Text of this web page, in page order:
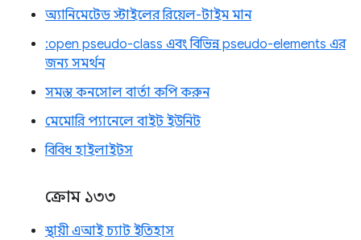
অ্যানিমেটেড স্টাইলের রিয়েল-টাইম মান
:open pseudo-class এবং বিভিন্ন pseudo-elements এর
জন্য সমর্থন
সমস্ত কনসোল বার্তা কপি করুন
মেমোরি প্যানেলে বাইট ইউনিট
বিবিধ হাইলাইটস
ক্রোম ১৩৩
স্থায়ী এআই চ্যাট ইতিহাস